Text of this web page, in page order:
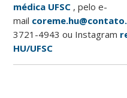
médica UFSC , pelo e-
mail
3721-4943 ou Instagram
HU/UFSC